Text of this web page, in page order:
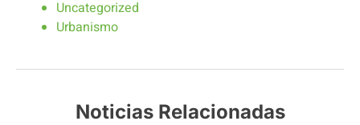
Uncategorized
Urbanismo
Noticias Relacionadas